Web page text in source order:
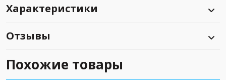
Характеристики
Отзывы
Похожие товары